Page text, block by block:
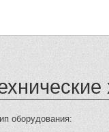
оборудования: